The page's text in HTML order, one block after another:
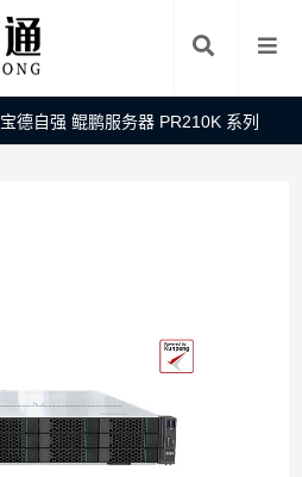
宝德自强 鲲鹏服务器 PR210K 系列